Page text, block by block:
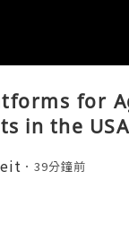
for
in the USA
39分鐘前